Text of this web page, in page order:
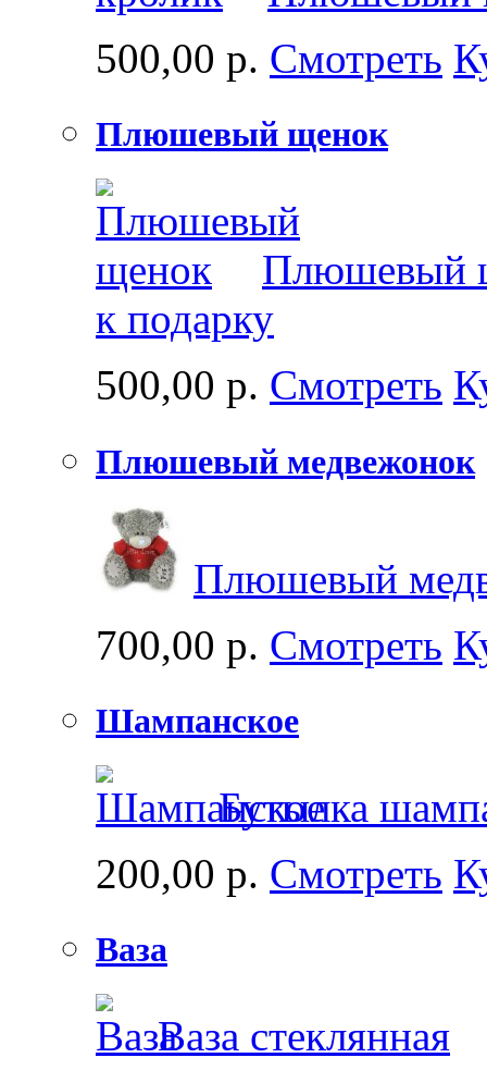
500,00 р. Смотреть
Плюшевый щенок
Плюшевый
к подарку
500,00 р. Смотреть
Плюшевый медвежонок
Плюшевый
700,00 р. Смотреть
Шампанское
Бутылка
200,00 р. Смотреть
Ваза
Ваза стеклянная